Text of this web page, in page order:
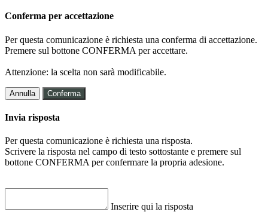
Conferma per accettazione
Per questa comunicazione è richiesta una conferma di accettazione.
Premere sul bottone CONFERMA per accettare.
Attenzione: la scelta non sarà modificabile.
Annulla Conferma
Invia risposta
Per questa comunicazione è richiesta una risposta.
Scrivere la risposta nel campo di testo sottostante e premere sul
bottone CONFERMA per confermare la propria adesione.
Inserire qui la risposta